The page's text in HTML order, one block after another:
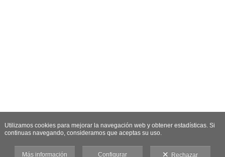
Utilizamos cookies para mejorar la navegación web y obtener estadísticas. Si
continuas navegando, consideramos que aceptas su uso.
Más información Configurar Rechazar